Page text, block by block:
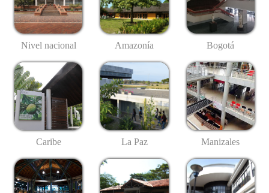
Nivel nacional Amazonía Bogotá
Caribe La Paz Manizales